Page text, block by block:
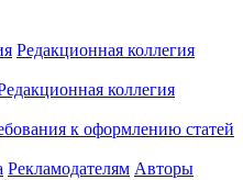
Редакционная коллегия
коллегия
к оформлению статей
Рекламодателям Авторы